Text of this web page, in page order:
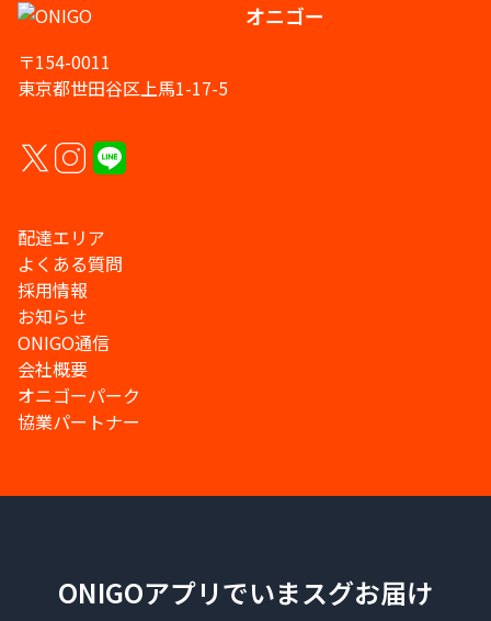
オニゴー
〒154-0011
東京都世田谷区上馬1-17-5
配達エリア
よくある質問
採用情報
お知らせ
ONIGO通信
会社概要
オニゴーパーク
協業パートナー
ONIGOアプリでいまスグお届け